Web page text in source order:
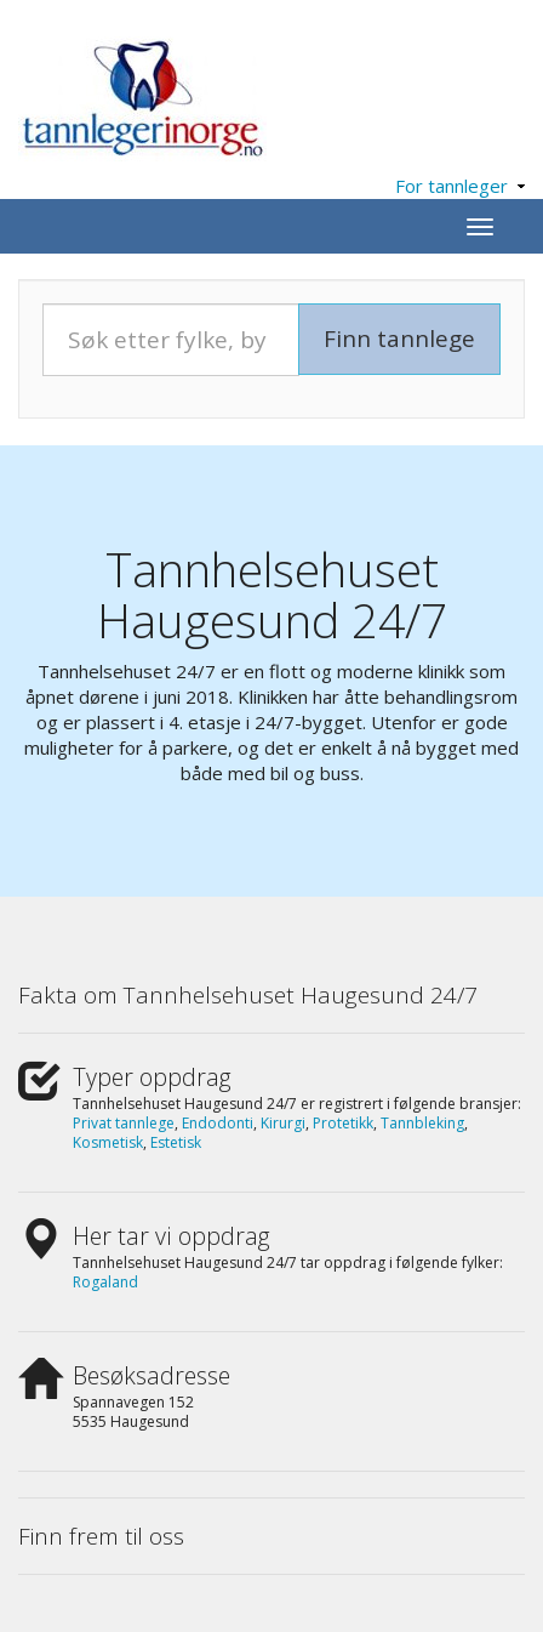
For tannleger
Meny
Tannhelsehuset
Haugesund 24/7
Tannhelsehuset 24/7 er en flott og moderne klinikk som
åpnet dørene i juni 2018. Klinikken har åtte behandlingsrom
og er plassert i 4. etasje i 24/7-bygget. Utenfor er gode
muligheter for å parkere, og det er enkelt å nå bygget med
både med bil og buss.
Fakta om Tannhelsehuset Haugesund 24/7
Typer oppdrag
Tannhelsehuset Haugesund 24/7 er registrert i følgende bransjer:
Privat tannlege, Endodonti, Kirurgi, Protetikk, Tannbleking,
Kosmetisk, Estetisk
Her tar vi oppdrag
Tannhelsehuset Haugesund 24/7 tar oppdrag i følgende fylker:
Rogaland
Besøksadresse
Spannavegen 152
5535 Haugesund
Finn frem til oss